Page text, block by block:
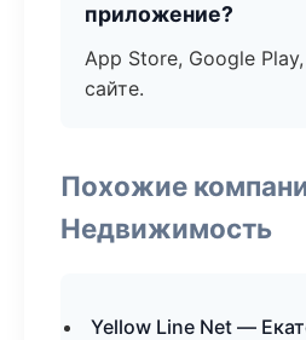
приложение?
App Store, Google
сайте.
Похожие
Недвижимость
Yellow Line Net —